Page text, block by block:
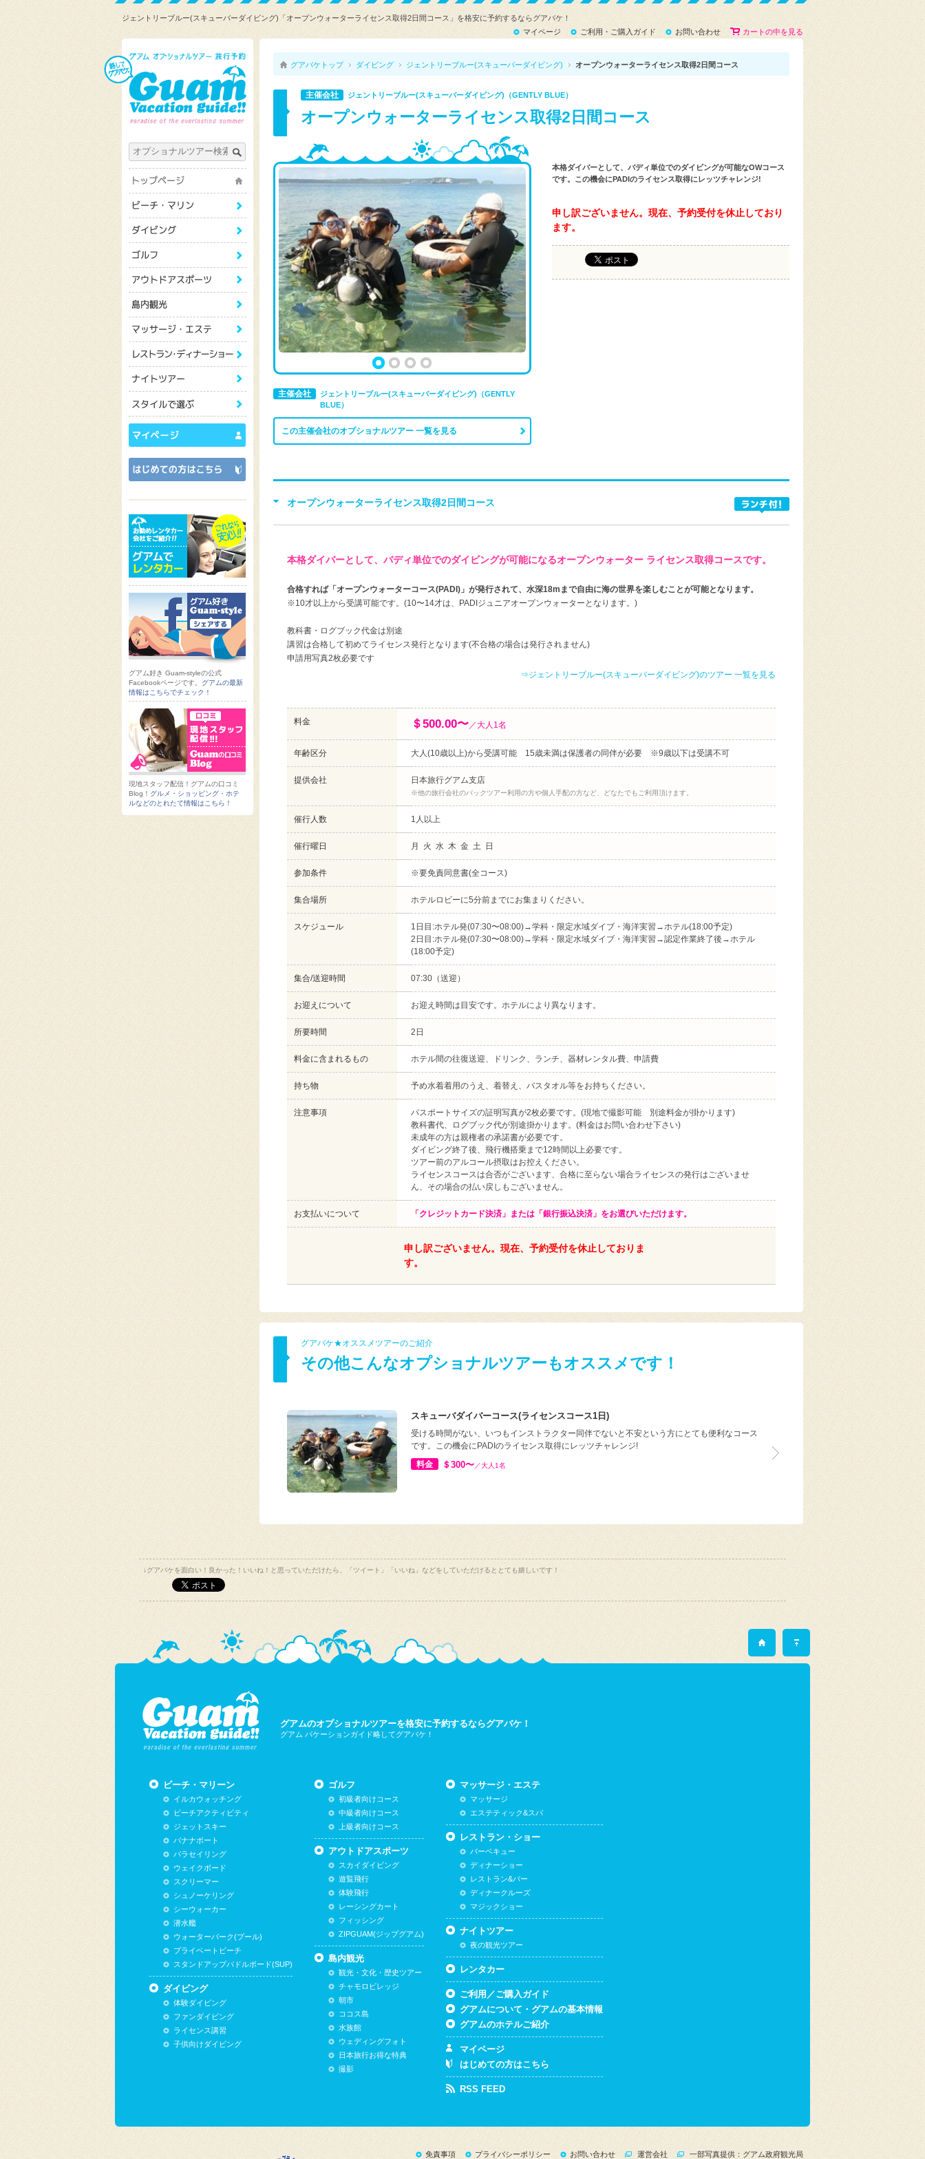
ジェントリーブルー(スキューバーダイビング)「オープンウォーターライセンス取得2日間コース」を格安に予約するならグアバケ！
マイページ
ご利用・ご購入ガイド お問い合わせ カートの中を見る
グアム好き Guam-styleの公式
Facebookページです。 グアムの最新
情報はこちらでチェック！
現地スタッフ配信！グアムの口コミ
Blog！ グルメ・ショッピング・ホテ
ルなどのとれたて情報はこちら！
グアバケトップ ダイビング ジェントリーブルー(スキューバーダイビング) オープンウォーターライセンス取得2日間コース
主催会社 ジェントリーブルー(スキューバーダイビング)（GENTLY BLUE）
オープンウォーターライセンス取得2日間コース
主催会社
ジェントリーブルー(スキューバーダイビング)（GENTLY
BLUE）
この主催会社のオプショナルツアー 一覧を見る
本格ダイバーとして、バディ単位でのダイビングが可能なOWコース
です。この機会にPADIのライセンス取得にレッツチャレンジ!
申し訳ございません。現在、予約受付を休止しており
ます。
オープンウォーターライセンス取得2日間コース
本格ダイバーとして、バディ単位でのダイビングが可能になるオープンウォーター ライセンス取得コースです。
合格すれば「オープンウォーターコース(PADI)」が発行されて、水深18mまで自由に海の世界を楽しむことが可能となります。
※10才以上から受講可能です。(10〜14才は、PADIジュニアオープンウォーターとなります。)
教科書・ログブック代金は別途
講習は合格して初めてライセンス発行となります(不合格の場合は発行されません)
申請用写真2枚必要です
⇒ジェントリーブルー(スキューバーダイビング)のツアー 一覧を見る
料金 ＄500.00〜／大人1名
年齢区分 大人(10歳以上)から受講可能 15歳未満は保護者の同伴が必要 ※9歳以下は受講不可
提供会社 日本旅行グアム支店
※他の旅行会社のパックツアー利用の方や個人手配の方など、どなたでもご利用頂けます。
催行人数 1人以上
催行曜日 月 火 水 木 金 土 日
参加条件 ※要免責同意書(全コース)
集合場所 ホテルロビーに5分前までにお集まりください。
スケジュール
1日目:ホテル発(07:30〜08:00)→学科・限定水域ダイブ・海洋実習→ホテル(18:00予定)
2日目:ホテル発(07:30〜08:00)→学科・限定水域ダイブ・海洋実習→認定作業終了後→ホテル
(18:00予定)
集合/送迎時間 07:30（送迎）
お迎えについて お迎え時間は目安です。ホテルにより異なります。
所要時間 2日
料金に含まれるもの ホテル間の往復送迎、ドリンク、ランチ、器材レンタル費、申請費
持ち物 予め水着着用のうえ、着替え、バスタオル等をお持ちください。
注意事項
パスポートサイズの証明写真が2枚必要です。(現地で撮影可能 別途料金が掛かります)
教科書代、ログブック代が別途掛かります。(料金はお問い合わせ下さい)
未成年の方は親権者の承諾書が必要です。
ダイビング終了後、飛行機搭乗まで12時間以上必要です。
ツアー前のアルコール摂取はお控えください。
ライセンスコースは合否がございます、合格に至らない場合ライセンスの発行はございませ
ん、その場合の払い戻しもございません。
お支払いについて 「クレジットカード決済」または「銀行振込決済」をお選びいただけます。
申し訳ございません。現在、予約受付を休止しておりま
す。
グアバケ★オススメツアーのご紹介
その他こんなオプショナルツアーもオススメです！
スキューバダイバーコース(ライセンスコース1日)
受ける時間がない、いつもインストラクター同伴でないと不安という方にとても便利なコース
です。この機会にPADIのライセンス取得にレッツチャレンジ!
料金
＄300〜／大人1名
↓グアバケを面白い！良かった！いいね！と思っていただけたら、「ツイート」「いいね」などをしていただけるととても嬉しいです！
グアムのオプショナルツアーを格安に予約するならグアバケ！
グアム バケーションガイド略してグアバケ！
ビーチ・マリーン
イルカウォッチング
ビーチアクティビティ
ジェットスキー
バナナボート
パラセイリング
ウェイクボード
スクリーマー
シュノーケリング
シーウォーカー
潜水艦
ウォーターパーク(プール)
プライベートビーチ
スタンドアップパドルボード(SUP)
ダイビング
体験ダイビング
ファンダイビング
ライセンス講習
子供向けダイビング
ゴルフ
初級者向けコース
中級者向けコース
上級者向けコース
アウトドアスポーツ
スカイダイビング
遊覧飛行
体験飛行
レーシングカート
フィッシング
ZIPGUAM(ジップグアム)
島内観光
観光・文化・歴史ツアー
チャモロビレッジ
朝市
ココス島
水族館
ウェディングフォト
日本旅行お得な特典
撮影
マッサージ・エステ
マッサージ
エステティック&スパ
レストラン・ショー
バーベキュー
ディナーショー
レストラン&バー
ディナークルーズ
マジックショー
ナイトツアー
夜の観光ツアー
レンタカー
ご利用／ご購入ガイド
グアムについて・グアムの基本情報
グアムのホテルご紹介
マイページ
はじめての方はこちら
RSS FEED
免責事項 プライバシーポリシー お問い合わせ 運営会社 一部写真提供：グアム政府観光局